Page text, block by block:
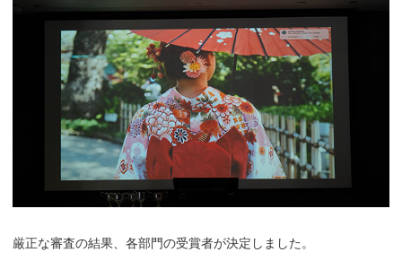
厳正な審査の結果、各部門の受賞者が決定しました。